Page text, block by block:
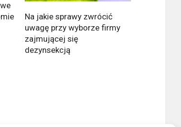
Na jakie sprawy zwrócić
uwagę przy wyborze firmy
zajmującej się
dezynsekcją